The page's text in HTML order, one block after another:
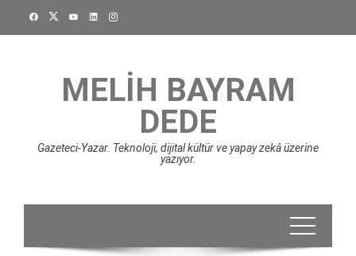
MELIH BAYRAM
DEDE
Gazeteci-Yazar. Teknoloji, dijital kültür ve yapay zekâ üzerine
yazıyor.